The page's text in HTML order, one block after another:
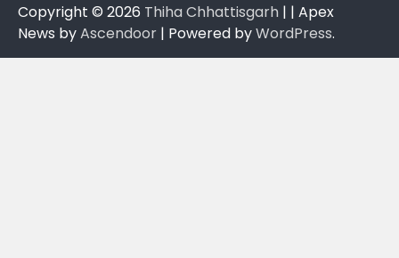
Copyright © 2026 Thiha Chhattisgarh | | Apex
News byAscendoor | Powered byWordPress.